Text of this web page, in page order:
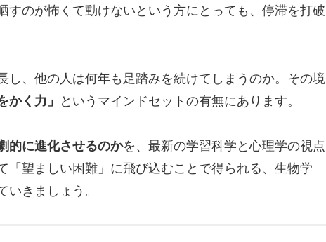
すのが怖くて動けないという方にとっても、停滞を打破
し、他の人は何年も足踏みを続けてしまうのか。その境
かく力」 というマインドセットの有無にあります。
的に進化させるのかを、最新の学習科学と心理学の視点
「望ましい困難」に飛び込むことで得られる、生物学
きましょう。